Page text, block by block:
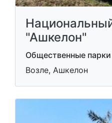
"Ашкелон"
Общественные
Возле, Ашкелон